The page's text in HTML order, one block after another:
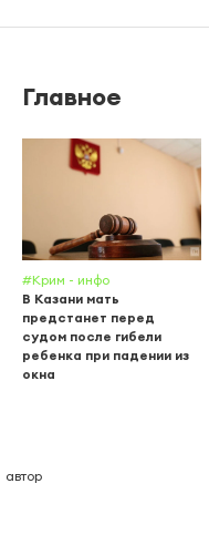
Главное
#Крим - инфо
В Казани мать
предстанет перед
судом после гибели
ребенка при падении из
окна
автор